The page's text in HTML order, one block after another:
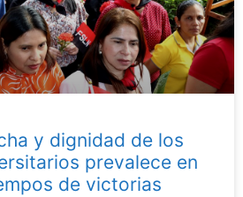
y dignidad de los
prevalece en
de victorias